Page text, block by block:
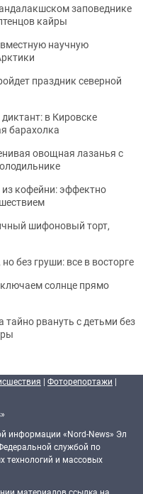
заповеднике
кайры
научную
праздник северной
в Кировске
барахолка
овощная лазанья с
кофейни: эффектно
шифоновый торт,
без груши: все в восторге
солнце прямо
рвануть с детьми без
| Фоторепортажи |
информации «Nord-News» Эл
службой по
технологий и массовых